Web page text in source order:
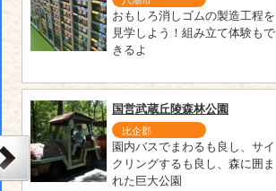
おもしろ消しゴムの製造工程を
見学しよう！組み立て体験もで
きるよ
国営武蔵丘陵森林公園
比企郡
園内バスでまわるも良し、サイ
クリングするも良し、森に囲ま
れた巨大公園